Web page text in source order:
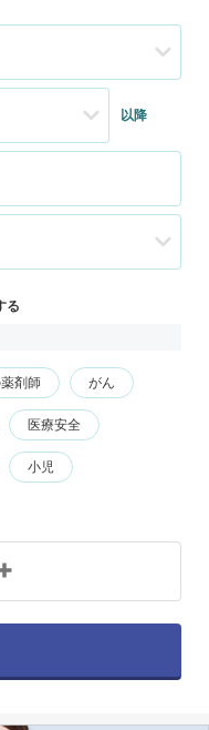
以降
る
剤師 がん
医療安全
小児